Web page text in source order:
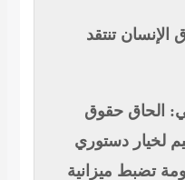
تنتقد
الحاق حقوق
لخيار دستوري
تضبط ميزانية